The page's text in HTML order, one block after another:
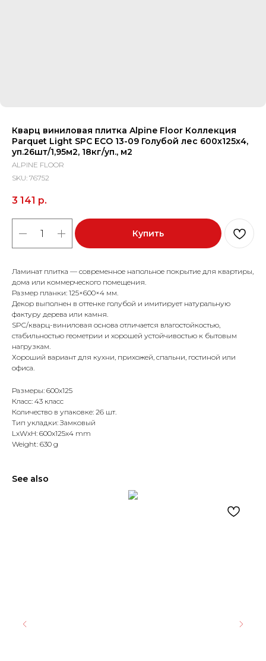
Кварц виниловая плитка Alpine Floor Коллекция
Parquet Light SPC ECO 13-09 Голубой лес 600х125х4,
уп.26шт/1,95м2, 18кг/уп., м2
ALPINE FLOOR
SKU: 76752
3 141 р.
Купить
Ламинат плитка — современное напольное покрытие для квартиры,
дома или коммерческого помещения.
Размер планки: 125×600×4 мм.
Декор выполнен в оттенке голубой и имитирует натуральную
фактуру дерева или камня.
SPC/кварц-виниловая основа отличается влагостойкостью,
стабильностью геометрии и хорошей устойчивостью к бытовым
нагрузкам.
Хороший вариант для кухни, прихожей, спальни, гостиной или
офиса.
Размеры: 600x125
Класс: 43 класс
Количество в упаковке: 26 шт.
Тип укладки: Замковый
LxWxH: 600x125x4 mm
Weight: 630 g
See also